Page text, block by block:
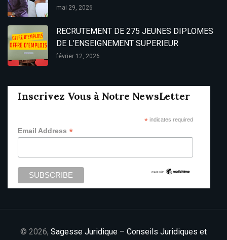
mai 29, 2026
RECRUTEMENT DE 275 JEUNES DIPLOMES
DE L’ENSEIGNEMENT SUPERIEUR
février 12, 2026
Inscrivez Vous à Notre NewsLetter
*indicates required
Email Address *
© 2026, Sagesse Juridique – Conseils Juridiques et